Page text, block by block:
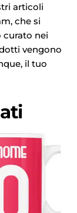
articoli
che si
curato nei
vengono
il tuo